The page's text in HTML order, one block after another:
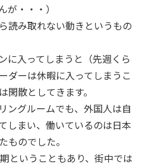
が・・・）
読み取れない動きというもの
に入ってしまうと（先週くら
ダーは休暇に入ってしまうこ
閑散としてきます。
ングルームでも、外国人は自
しまい、働いているのは日本
ものでした。
ということもあり、街中では